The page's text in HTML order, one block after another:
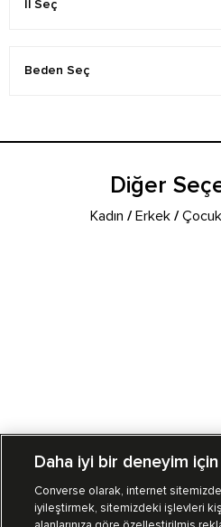
Diğer
Kadın /Erkek /Çocuk
Mağazalarımız
Daha iyi bir deneyim
Converse olarak, internet
iyileştirmek, sitemizdeki işlevleri